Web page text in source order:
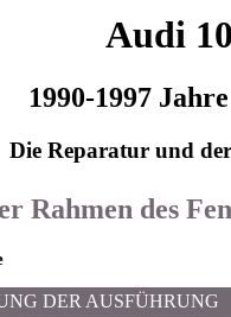
Audi
1990-1997
Die Reparatur und
Rahmen des
DER AUSFÜHRUNG